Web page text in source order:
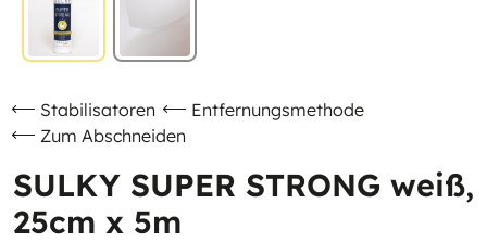
Stabilisatoren
Entfernungsmethode
Zum Abschneiden
SULKY SUPER STRONG weiß,
25cm x 5m